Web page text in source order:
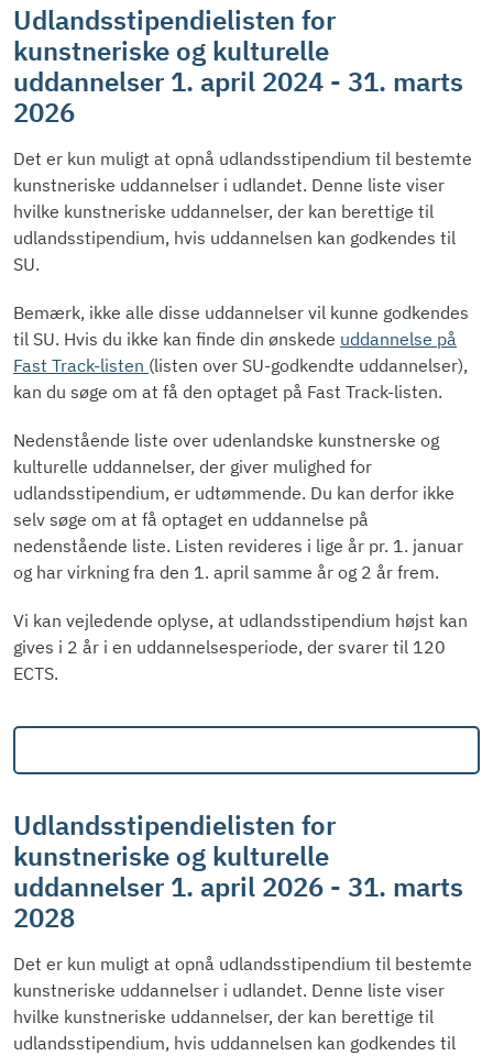
Udlandsstipendielisten for
kunstneriske og kulturelle
uddannelser 1. april 2024 - 31. marts
2026
Det er kun muligt at opnå udlandsstipendium til bestemte
kunstneriske uddannelser i udlandet. Denne liste viser
hvilke kunstneriske uddannelser, der kan berettige til
udlandsstipendium, hvis uddannelsen kan godkendes til
SU.
Bemærk, ikke alle disse uddannelser vil kunne godkendes
til SU. Hvis du ikke kan finde din ønskede uddannelse på
Fast Track-listen (listen over SU-godkendte uddannelser),
kan du søge om at få den optaget på Fast Track-listen.
Nedenstående liste over udenlandske kunstnerske og
kulturelle uddannelser, der giver mulighed for
udlandsstipendium, er udtømmende. Du kan derfor ikke
selv søge om at få optaget en uddannelse på
nedenstående liste. Listen revideres i lige år pr. 1. januar
og har virkning fra den 1. april samme år og 2 år frem.
Vi kan vejledende oplyse, at udlandsstipendium højst kan
gives i 2 år i en uddannelsesperiode, der svarer til 120
ECTS.
Udlandsstipendielisten for
kunstneriske og kulturelle
uddannelser 1. april 2026 - 31. marts
2028
Det er kun muligt at opnå udlandsstipendium til bestemte
kunstneriske uddannelser i udlandet. Denne liste viser
hvilke kunstneriske uddannelser, der kan berettige til
udlandsstipendium, hvis uddannelsen kan godkendes til